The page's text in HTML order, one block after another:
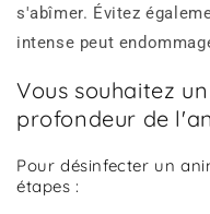
s'abîmer. Évitez
intense peut
Vous souhaitez
profondeur de
Pour désinfecter un
étapes :